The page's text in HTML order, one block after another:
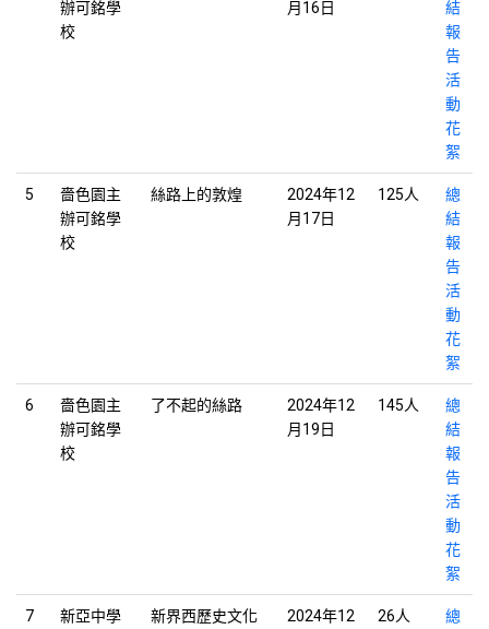
辦可銘學
校
月16日
結
報
告
活
動
花
絮
5
嗇色園主
辦可銘學
校
絲路上的敦煌
2024年12
月17日
125人
總
結
報
告
活
動
花
絮
6
嗇色園主
辦可銘學
校
了不起的絲路
2024年12
月19日
145人
總
結
報
告
活
動
花
絮
7 新亞中學
新界西歷史文化
2024年12
26人
總